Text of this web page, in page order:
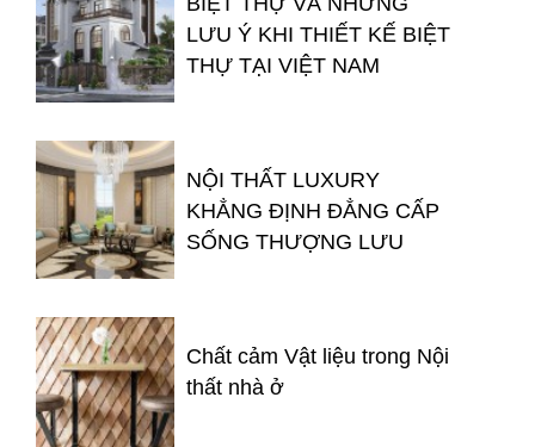
LƯU Ý KHI THIẾT KẾ BIỆT
THỰ TẠI VIỆT NAM
NỘI THẤT LUXURY
KHẲNG ĐỊNH ĐẲNG CẤP
SỐNG THƯỢNG LƯU
Chất cảm Vật liệu trong Nội
thất nhà ở